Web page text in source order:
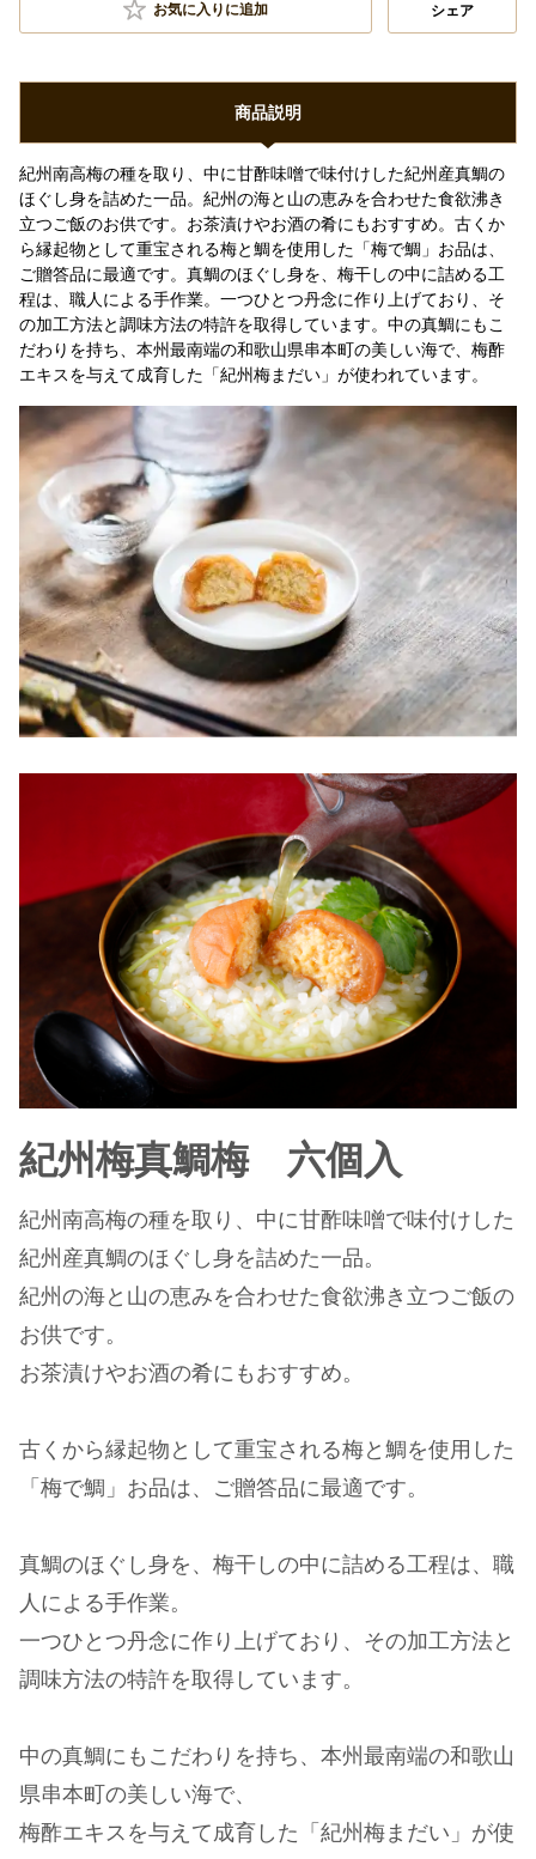
お気に入りに追加 シェア
商品説明
紀州南高梅の種を取り、中に甘酢味噌で味付けした紀州産真鯛の
ほぐし身を詰めた一品。紀州の海と山の恵みを合わせた食欲沸き
立つご飯のお供です。お茶漬けやお酒の肴にもおすすめ。古くか
ら縁起物として重宝される梅と鯛を使用した「梅で鯛」お品は、
ご贈答品に最適です。真鯛のほぐし身を、梅干しの中に詰める工
程は、職人による手作業。一つひとつ丹念に作り上げており、そ
の加工方法と調味方法の特許を取得しています。中の真鯛にもこ
だわりを持ち、本州最南端の和歌山県串本町の美しい海で、梅酢
エキスを与えて成育した「紀州梅まだい」が使われています。
紀州梅真鯛梅 六個入
紀州南高梅の種を取り、中に甘酢味噌で味付けした
紀州産真鯛のほぐし身を詰めた一品。
紀州の海と山の恵みを合わせた食欲沸き立つご飯の
お供です。
お茶漬けやお酒の肴にもおすすめ。
古くから縁起物として重宝される梅と鯛を使用した
「梅で鯛」お品は、ご贈答品に最適です。
真鯛のほぐし身を、梅干しの中に詰める工程は、職
人による手作業。
一つひとつ丹念に作り上げており、その加工方法と
調味方法の特許を取得しています。
中の真鯛にもこだわりを持ち、本州最南端の和歌山
県串本町の美しい海で、
梅酢エキスを与えて成育した「紀州梅まだい」が使